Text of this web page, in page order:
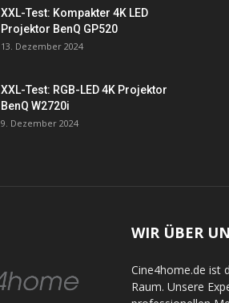
XXL-Test: Kompakter 4K LED
Projektor BenQ GP520
13. Dezember 2024
XXL-Test: RGB-LED 4K Projektor
BenQ W2720i
9. Dezember 2024
WIR ÜBER
Cine4home.de ist
Raum. Unsere